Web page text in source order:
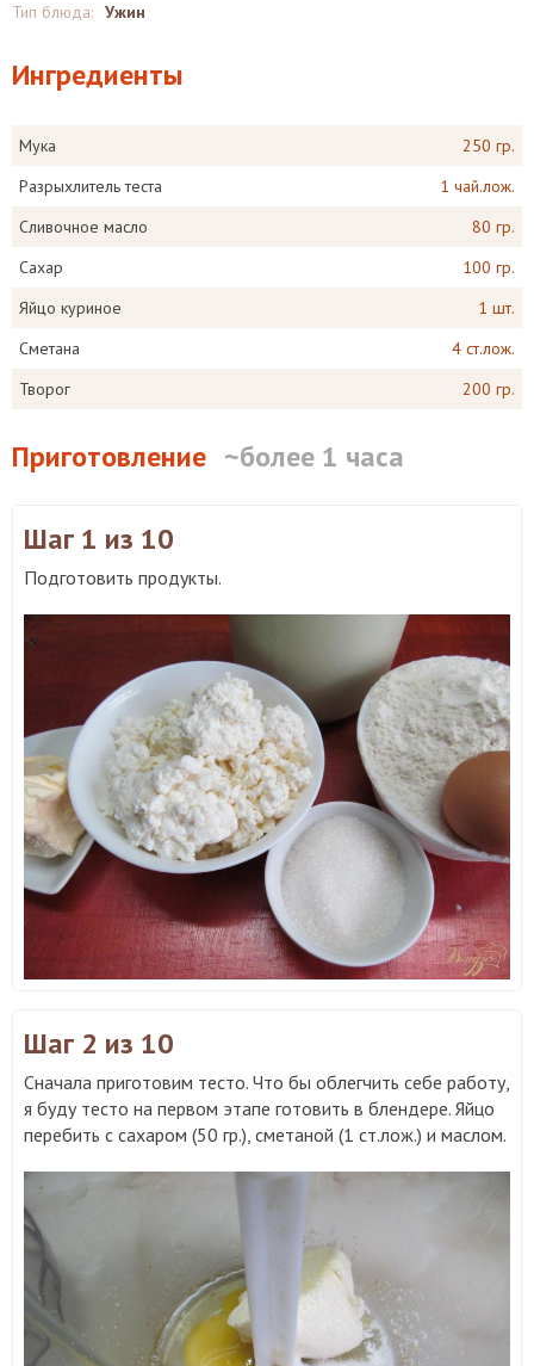
Тип блюда: Ужин
Ингредиенты
Мука
250 гр.
Разрыхлитель теста
1 чай.лож.
Сливочное масло
80 гр.
Сахар
100 гр.
Яйцо куриное
1 шт.
Сметана
4 ст.лож.
Творог
200 гр.
Приготовление ~более 1 часа
Шаг 1 из 10
Подготовить продукты.
Шаг 2 из 10
Сначала приготовим тесто. Что бы облегчить себе работу,
я буду тесто на первом этапе готовить в блендере. Яйцо
перебить с сахаром (50 гр.), сметаной (1 ст.лож.) и маслом.